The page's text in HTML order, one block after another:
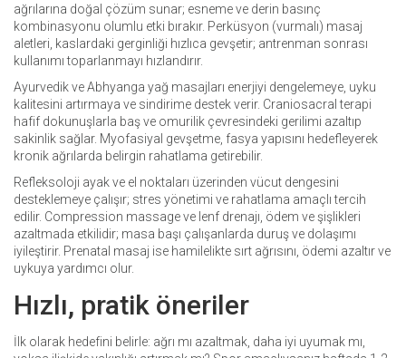
ağrılarına doğal çözüm sunar; esneme ve derin basınç
kombinasyonu olumlu etki bırakır. Perküsyon (vurmalı) masaj
aletleri, kaslardaki gerginliği hızlıca gevşetir; antrenman sonrası
kullanımı toparlanmayı hızlandırır.
Ayurvedik ve Abhyanga yağ masajları enerjiyi dengelemeye, uyku
kalitesini artırmaya ve sindirime destek verir. Craniosacral terapi
hafif dokunuşlarla baş ve omurilik çevresindeki gerilimi azaltıp
sakinlik sağlar. Myofasiyal gevşetme, fasya yapısını hedefleyerek
kronik ağrılarda belirgin rahatlama getirebilir.
Refleksoloji ayak ve el noktaları üzerinden vücut dengesini
desteklemeye çalışır; stres yönetimi ve rahatlama amaçlı tercih
edilir. Compression massage ve lenf drenajı, ödem ve şişlikleri
azaltmada etkilidir; masa başı çalışanlarda duruş ve dolaşımı
iyileştirir. Prenatal masaj ise hamilelikte sırt ağrısını, ödemi azaltır ve
uykuya yardımcı olur.
Hızlı, pratik öneriler
İlk olarak hedefini belirle: ağrı mı azaltmak, daha iyi uyumak mı,